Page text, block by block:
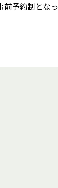
前予約制となっ